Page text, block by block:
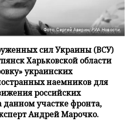
Фото: Сергей Аверин/РИА Новости
сил Украины (ВСУ)
Харьковской области
украинских
наемников для
российских
участке фронта,
Андрей Марочко.